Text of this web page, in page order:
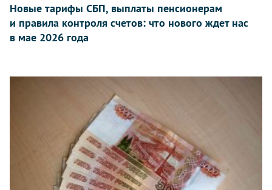
Новые тарифы СБП, выплаты пенсионерам
и правила контроля счетов: что нового ждет нас
в мае 2026 года